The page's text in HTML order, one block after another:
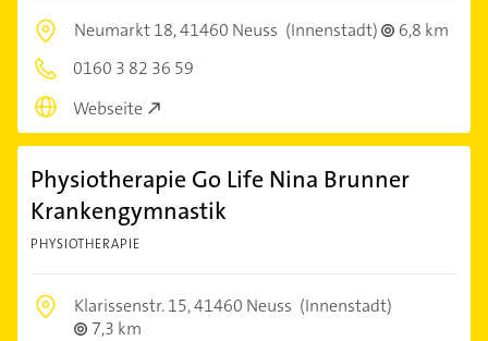
Neumarkt 18,41460 Neuss (Innenstadt)
6,8 km
0160 3 82 36 59
Webseite
Physiotherapie Go Life Nina Brunner
Krankengymnastik
PHYSIOTHERAPIE
Klarissenstr. 15,41460 Neuss (Innenstadt)
7,3 km